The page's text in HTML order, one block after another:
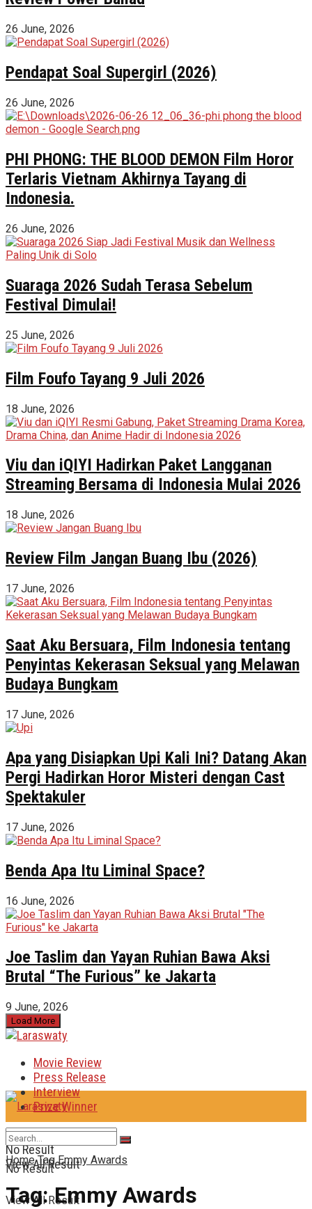
26 June, 2026
Pendapat Soal Supergirl (2026)
26 June, 2026
PHI PHONG: THE BLOOD DEMON Film Horor
Terlaris Vietnam Akhirnya Tayang di
Indonesia.
26 June, 2026
Suaraga 2026 Sudah Terasa Sebelum
Festival Dimulai!
25 June, 2026
Film Foufo Tayang 9 Juli 2026
18 June, 2026
Viu dan iQIYI Hadirkan Paket Langganan
Streaming Bersama di Indonesia Mulai 2026
18 June, 2026
Review Film Jangan Buang Ibu (2026)
17 June, 2026
Saat Aku Bersuara, Film Indonesia tentang
Penyintas Kekerasan Seksual yang Melawan
Budaya Bungkam
17 June, 2026
Apa yang Disiapkan Upi Kali Ini? Datang Akan
Pergi Hadirkan Horor Misteri dengan Cast
Spektakuler
17 June, 2026
Benda Apa Itu Liminal Space?
16 June, 2026
Joe Taslim dan Yayan Ruhian Bawa Aksi
Brutal “The Furious” ke Jakarta
9 June, 2026
Load More
Movie Review
Press Release
Interview
Prize Winner
No Result
View All Result
No Result
View All Result
Home Tag Emmy Awards
Tag:Emmy Awards